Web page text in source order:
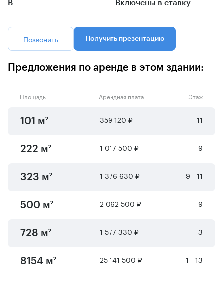
B Включены в ставку
Позвонить Получить презентацию
Предложения по аренде в этом здании:
Площадь Арендная плата Этаж
101 м² 359 120 ₽ 11
222 м² 1 017 500 ₽ 9
323 м² 1 376 630 ₽ 9 - 11
500 м² 2 062 500 ₽ 9
728 м² 1 577 330 ₽ 3
8154 м² 25 141 500 ₽ -1 - 13